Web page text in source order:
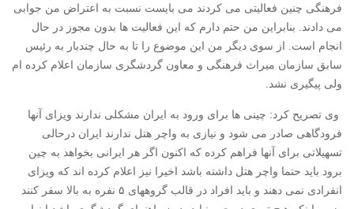
فرهنگی چنین فعالیتی می کردند می بایست نسبت به اعتراض من جوابی
می دادند. بنابراین من حتم دارم که این فعالیت ها بدون مجوز در حال
انجام است. از سوی دیگر من این موضوع را تا به حال چندبار به رئیس
سابق سازمان میراث فرهنگی و معاون گردشگری سازمان اعلام کرده ام
ولی پیگیری نشد.
وی تصریح کرد: چینی ها برای ورود به ایران مشکلی ندارند ویزای آنها
فرودگاهی صادر می شود و نیازی به واچر هتل ندارند ایران درحالی
تسهیلاتی برای آنها فراهم کرده که اکنون اگر هر ایرانی بخواهد به چین
برود باید حتما واچر هتل داشته باشد اخیرا نیز اعلام کرده اند که ویزای
انفرادی نمی دهند و باید افراد در قالب گروههای ۵ نفره به بالا سفر کنند